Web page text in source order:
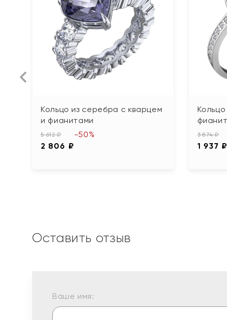
Кольцо из серебра с кварцем
и фианитами
5 612 ₽
2 806 ₽
-50% 3 874 ₽
1 937 ₽
Оставить отзыв
Ваше имя: